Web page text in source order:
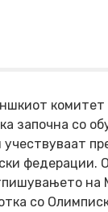
комитет
започна со
учествуваат
федерации.
на
со